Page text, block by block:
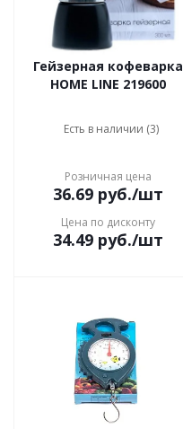
Гейзерная кофеварка
HOME LINE 219600
Есть в наличии (3)
Розничная цена
36.69руб./шт
Цена по дисконту
34.49руб./шт